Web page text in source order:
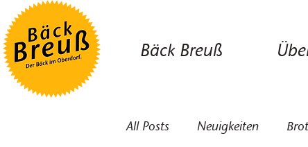
Bäck Breuß
All Posts Neuigkeiten Brot